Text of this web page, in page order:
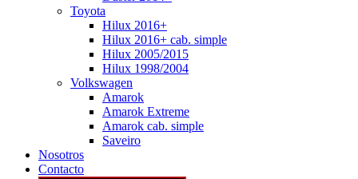
Toyota
Hilux 2016+
Hilux 2016+ cab. simple
Hilux 2005/2015
Hilux 1998/2004
Volkswagen
Amarok
Amarok Extreme
Amarok cab. simple
Saveiro
Nosotros
Contacto